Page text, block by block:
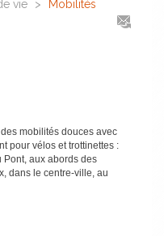
vie > Mobilités
mobilités douces avec
pour vélos et trottinettes :
Pont, aux abords des
dans le centre-ville, au